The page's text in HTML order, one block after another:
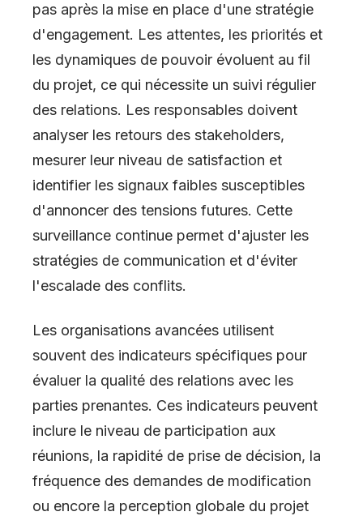
pas après la mise en place d'une stratégie
d'engagement. Les attentes, les priorités et
les dynamiques de pouvoir évoluent au fil
du projet, ce qui nécessite un suivi régulier
des relations. Les responsables doivent
analyser les retours des stakeholders,
mesurer leur niveau de satisfaction et
identifier les signaux faibles susceptibles
d'annoncer des tensions futures. Cette
surveillance continue permet d'ajuster les
stratégies de communication et d'éviter
l'escalade des conflits.
Les organisations avancées utilisent
souvent des indicateurs spécifiques pour
évaluer la qualité des relations avec les
parties prenantes. Ces indicateurs peuvent
inclure le niveau de participation aux
réunions, la rapidité de prise de décision, la
fréquence des demandes de modification
ou encore la perception globale du projet